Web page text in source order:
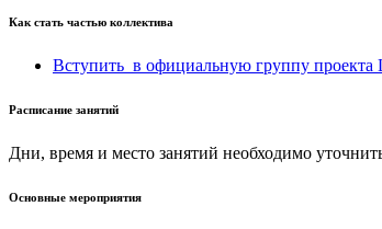
Как стать частью коллектива
Вступить в официальную группу
Расписание занятий
Дни, время и место занятий необходимо
Основные мероприятия